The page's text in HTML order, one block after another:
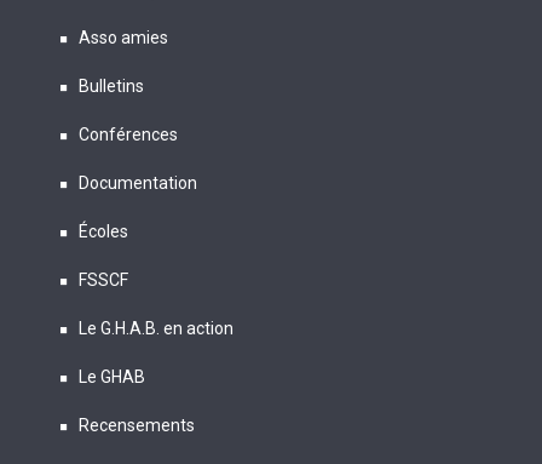
Asso amies
Bulletins
Conférences
Documentation
Écoles
FSSCF
Le G.H.A.B. en action
Le GHAB
Recensements